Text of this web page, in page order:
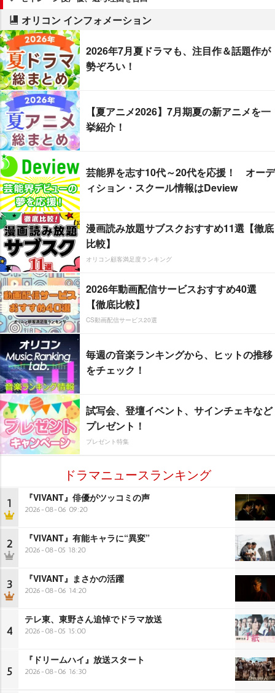
オリコン インフォメーション
2026年7月夏ドラマも、注目作＆話題作が
勢ぞろい！
【夏アニメ2026】7月期夏の新アニメを一
挙紹介！
芸能界を志す10代～20代を応援！ オーデ
ィション・スクール情報はDeview
漫画読み放題サブスクおすすめ11選【徹底
比較】
オリコン顧客満足度ランキング
2026年動画配信サービスおすすめ40選
【徹底比較】
CS動画配信サービス20選
毎週の音楽ランキングから、ヒットの推移
をチェック！
試写会、登壇イベント、サインチェキなど
プレゼント！
プレゼント特集
ドラマニュースランキング
1 『VIVANT』俳優がツッコミの声
2026-08-06 09:20
2 『VIVANT』有能キャラに“異変”
2026-08-05 18:20
3 『VIVANT』まさかの活躍
2026-08-06 14:20
4
テレ東、東野さん追悼でドラマ放送
2026-08-05 15:00
5
『ドリームハイ』放送スタート
2026-08-06 16:30